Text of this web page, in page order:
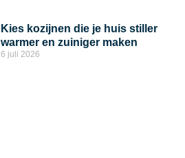
Kies kozijnen die je huis stiller
warmer en zuiniger maken
6 juli 2026